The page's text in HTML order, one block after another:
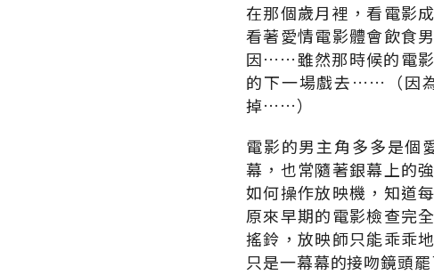
在那個歲月裡，看電影
看著愛情電影體會飲食
因……雖然那時候的電影
的下一場戲去……（因
掉……）
電影的男主角多多是個
幕，也常隨著銀幕上的
如何操作放映機，知道
原來早期的電影檢查完
搖鈴，放映師只能乖乖
只是一幕幕的接吻鏡頭罷